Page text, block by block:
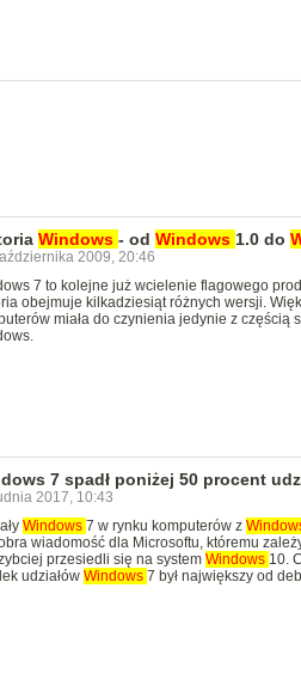
Windows - od Windows 1.0 do
2009, 20:46
7 to kolejne już wcielenie flagowego
obejmuje kilkadziesiąt różnych wersji.
miała do czynienia jedynie z częścią
7 spadł poniżej 50 procent
2017, 10:43
Windows 7 w rynku komputerów z
wiadomość dla Microsoftu, któremu
przesiedli się na system Windows 10.
udziałów Windows 7 był największy od